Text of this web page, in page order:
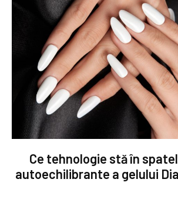
Ce tehnologie stă în
autoechilibrante a gelului